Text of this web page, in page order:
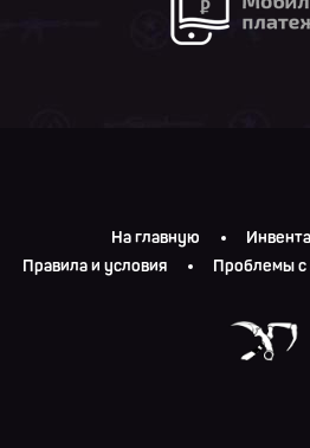
На главную
Правила и условия
Проблемы